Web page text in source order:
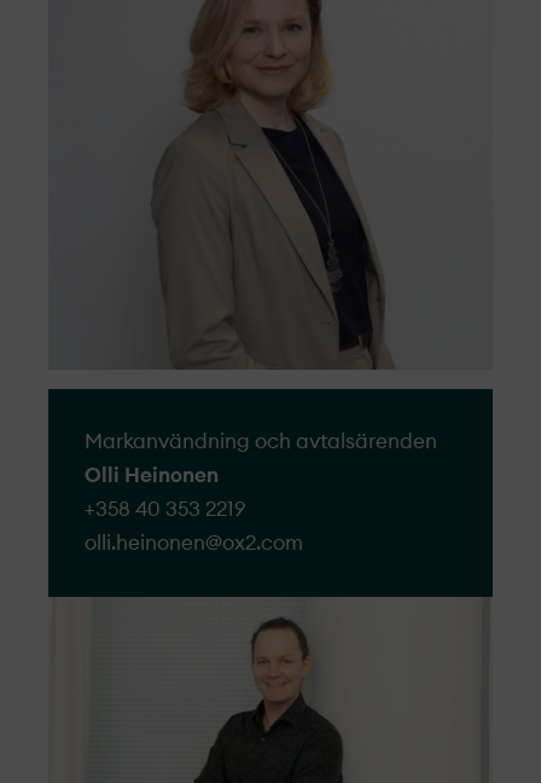
Våra projekt­ är hållbart utvecklade, från
tidig planering till konstruktion och
Markanvändning och avtalsärenden
Olli Heinonen
+358 40 353 2219
olli.heinonen@​ox2.com